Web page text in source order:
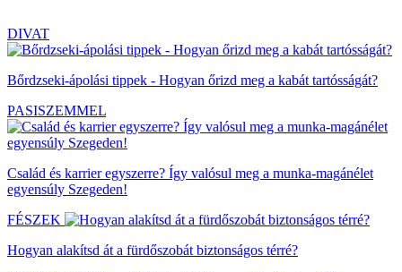
DIVAT
Bőrdzseki-ápolási tippek - Hogyan őrizd meg a kabát tartósságát?
PASISZEMMEL
Család és karrier egyszerre? Így valósul meg a munka-magánélet
egyensúly Szegeden!
FÉSZEK
Hogyan alakítsd át a fürdőszobát biztonságos térré?